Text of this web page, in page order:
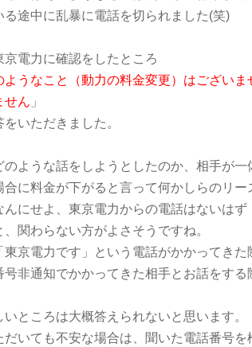
る途中に乱暴に電話を切られました(笑)
京電力に確認をしたところ
ようなこと（動力の料金変更）はございま
せん 」
をいただきました。
のような話をしようとしたのか、相手が
合に料金が下がると言って何かしらのリ
んにせよ、東京電力からの電話はないは
、関わらない方がよさそうですね。
東京電力です」という電話がかかってきた
号非通知でかかってきた相手とお話をす
いところは大概答えられないと思います。
だいても不安な場合は、聞いた電話番号